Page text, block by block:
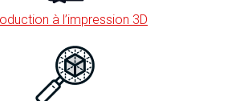
à l’impression 3D